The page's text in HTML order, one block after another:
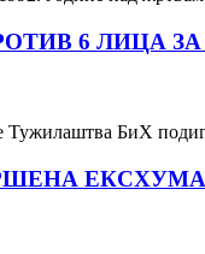
6 ЛИЦА
Тужилаштва БиХ